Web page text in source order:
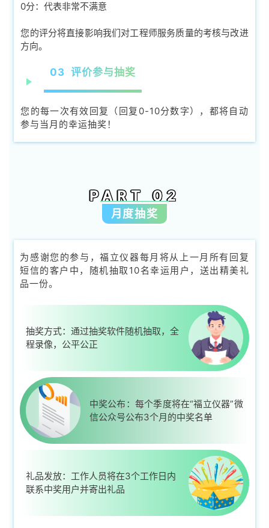
0分：代表非常不满意
您的评分将直接影响我们对工程师服务质量的考核与改进
方向。
03 评价参与抽奖
您的每一次有效回复（回复0-10分数字），都将自动
参与当月的幸运抽奖！
PART 02
月度抽奖
为感谢您的参与，福立仪器每月将从上一月所有回复
短信的客户中，随机抽取10名幸运用户，送出精美礼
品一份。
抽奖方式：通过抽奖软件随机抽取，全
程录像，公平公正
中奖公布：每个季度将在“福立仪器”微
信公众号公布3个月的中奖名单
礼品发放：工作人员将在3个工作日内
联系中奖用户并寄出礼品